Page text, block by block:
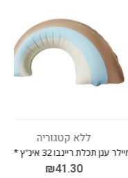
ללא קטגוריה
מיילר ענן תכלת ריינבו 32 אינ"ץ *מגיע בסיטונאות חבילה של 5 יח'*
₪41.30